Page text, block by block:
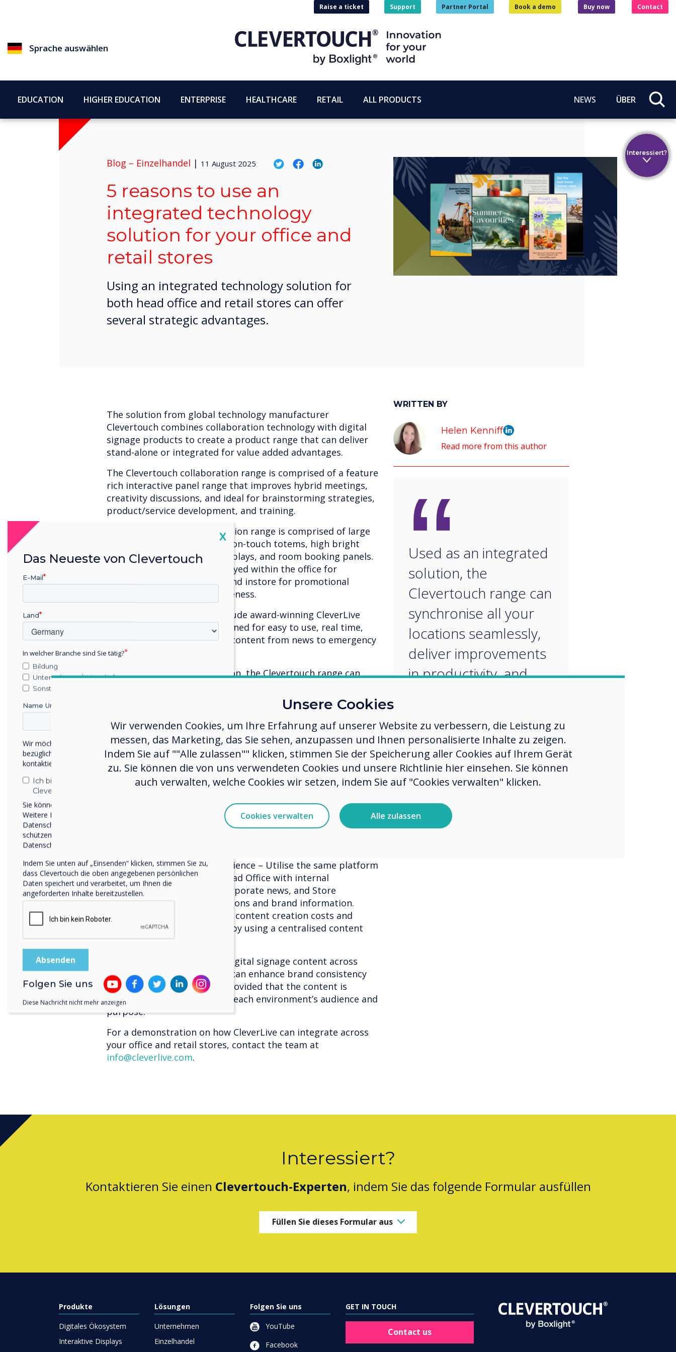
Sprache auswählen
Raise a ticket Support Partner Portal Book a demo Buy now Contact
EDUCATION HIGHER EDUCATION ENTERPRISE HEALTHCARE RETAIL ALL PRODUCTS NEWS ÜBER
Blog – Einzelhandel | 11 August 2025
5 reasons to use an
integrated technology
solution for your office and
retail stores
Using an integrated technology solution for
both head office and retail stores can offer
several strategic advantages.
The solution from global technology manufacturer
Clevertouch combines collaboration technology with digital
signage products to create a product range that can deliver
stand-alone or integrated for value added advantages.
The Clevertouch collaboration range is comprised of a feature
rich interactive panel range that improves hybrid meetings,
creativity discussions, and ideal for brainstorming strategies,
product/service development, and training.
The Clevertouch communication range is comprised of large
format displays, touch and non-touch totems, high bright
panels, 24/7 large format displays, and room booking panels.
These products can be deployed within the office for
company communications, and instore for promotional
information and brand awareness.
All Clevertouch products include award-winning CleverLive
digital signage which is designed for easy to use, real time,
and instant broadcasting of content from news to emergency
alerts.
Used as an integrated solution, the Clevertouch range can
improvements in productivity, and provide a cost-effective
Here are 5 reasons why you should switch to an integrated
technology solution:
Streamlined Communication - Ensures that all locations
display important corporate messages, updates, or
promotional campaigns simultaneously.
Seamless Collaboration - Users across multiple sites can
Ease of Management - Simplifies updates in real-time
Tailored Content by Audience – Utilise the same platform
and skillset to target Head Office with internal
communications and corporate news, and Store
Customers with promotions and brand information.
Cost Efficiency - Reduces content creation costs and
simplifies management by using a centralised content
Essentially, using the same digital signage content across
head office and retail stores can enhance brand consistency
and operational efficiency, provided that the content is
thoughtfully adapted to suit each environment’s audience and
purpose.
For a demonstration on how CleverLive can integrate across
your office and retail stores, contact the team at
info@cleverlive.com.
WRITTEN BY
Helen Kenniff
Read more from this author
“
Used as an integrated
solution, the
Clevertouch range can
synchronise all your
locations seamlessly,
deliver improvements
in productivity, and
system for your
business.
Interessiert?
Kontaktieren Sie einen Clevertouch-Experten, indem Sie das folgende Formular ausfüllen
Füllen Sie dieses Formular aus
Produkte
Digitales Ökosystem
Interaktive Displays
Lösungen
Unternehmen
Einzelhandel
Folgen Sie uns
YouTube
Facebook
GET IN TOUCH
Contact us
Interessiert?
Unsere Cookies
Wir verwenden Cookies, um Ihre Erfahrung auf unserer Website zu verbessern, die Leistung zu
messen, das Marketing, das Sie sehen, anzupassen und Ihnen personalisierte Inhalte zu zeigen.
Indem Sie auf ""Alle zulassen"" klicken, stimmen Sie der Speicherung aller Cookies auf Ihrem Gerät
zu. Sie können die von uns verwendeten Cookies und unsere Richtlinie hier einsehen. Sie können
auch verwalten, welche Cookies wir setzen, indem Sie auf "Cookies verwalten" klicken.
Cookies verwalten Alle zulassen
Close
X
Das Neueste von Clevertouch
E-Mail
Land
In welcher Branche sind Sie tätig?
Bildung
Unternehmen / Wirtschaft
Sonstiges
Name Unternehmen/Einrichtung
Wir möchten Sie gerne per E-Mail, Telefon oder Post
bezüglich unserer Produkte und Dienstleistungen
kontaktieren.
Ich bin damit einverstanden, Mitteilungen von
Clevertouch zu erhalten.
Sie können diese Benachrichtigungen jederzeit abbestellen.
Weitere Informationen zum Abbestellen, zu unseren
Datenschutzverfahren und dazu, wie wir Ihre Privatsphäre
schützen und respektieren, finden Sie in unserer
Datenschutzrichtlinie.
Indem Sie unten auf „Einsenden“ klicken, stimmen Sie zu,
dass Clevertouch die oben angegebenen persönlichen
Daten speichert und verarbeitet, um Ihnen die
angeforderten Inhalte bereitzustellen.
Folgen Sie uns
Diese Nachricht nicht mehr anzeigen